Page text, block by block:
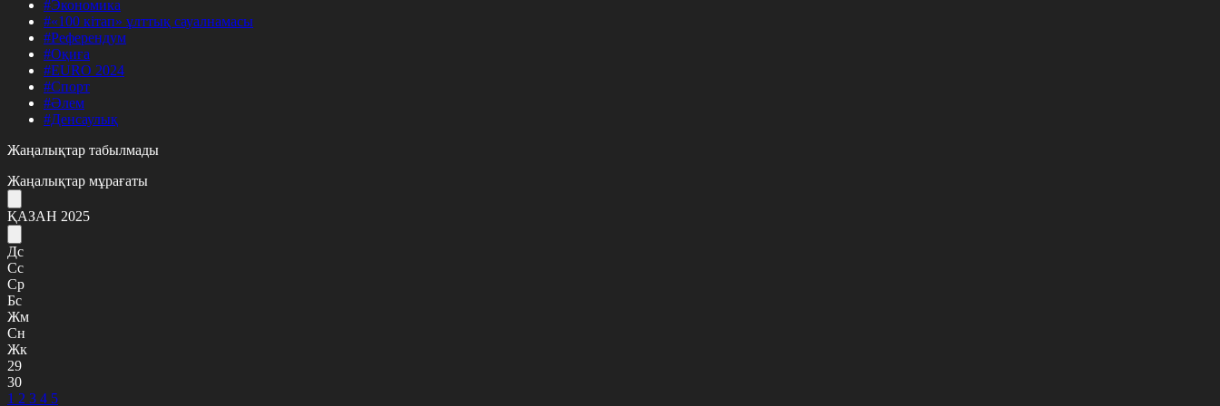
#Экономика
#«100 кітап» ұлттық сауалнамасы
#Референдум
#Оқиға
#EURO 2024
#Спорт
#Әлем
#Денсаулық
Жаңалықтар табылмады
Жаңалықтар мұрағаты
ҚАЗАН 2025
Дс
Сс
Ср
Бс
Жм
Сн
Жк
29
30
1 2 3 4 5